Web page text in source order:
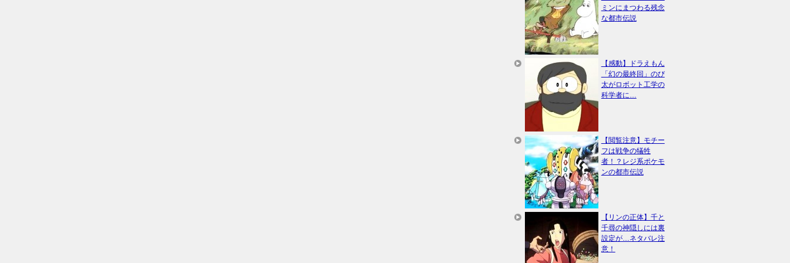
ミンにまつわる残念
な都市伝説
【感動】ドラえもん
「幻の最終回」のび
太がロボット工学の
科学者に…
【閲覧注意】モチー
フは戦争の犠牲
者！？レジ系ポケモ
ンの都市伝説
【リンの正体】千と
千尋の神隠しには裏
設定が…ネタバレ注
意！